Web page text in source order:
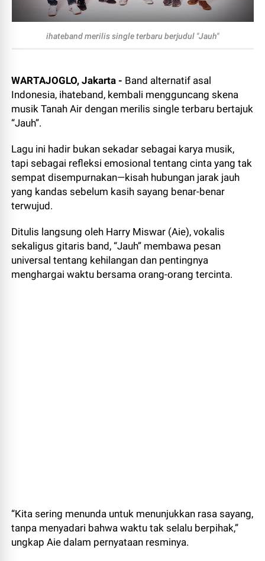
ihateband merilis single terbaru berjudul "Jauh"
WARTAJOGLO, Jakarta - Band alternatif asal
Indonesia, ihateband, kembali mengguncang skena
musik Tanah Air dengan merilis single terbaru bertajuk
“Jauh”.
Lagu ini hadir bukan sekadar sebagai karya musik,
tapi sebagai refleksi emosional tentang cinta yang tak
sempat disempurnakan—kisah hubungan jarak jauh
yang kandas sebelum kasih sayang benar-benar
terwujud.
Ditulis langsung oleh Harry Miswar (Aie), vokalis
sekaligus gitaris band, “Jauh” membawa pesan
universal tentang kehilangan dan pentingnya
menghargai waktu bersama orang-orang tercinta.
“Kita sering menunda untuk menunjukkan rasa sayang,
tanpa menyadari bahwa waktu tak selalu berpihak,”
ungkap Aie dalam pernyataan resminya.